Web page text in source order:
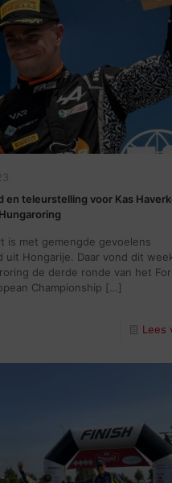
en teleurstelling voor Kas
is met gemengde gevoelens
uit Hongarije. Daar vond dit
de derde ronde van het
Championship […]
Lees